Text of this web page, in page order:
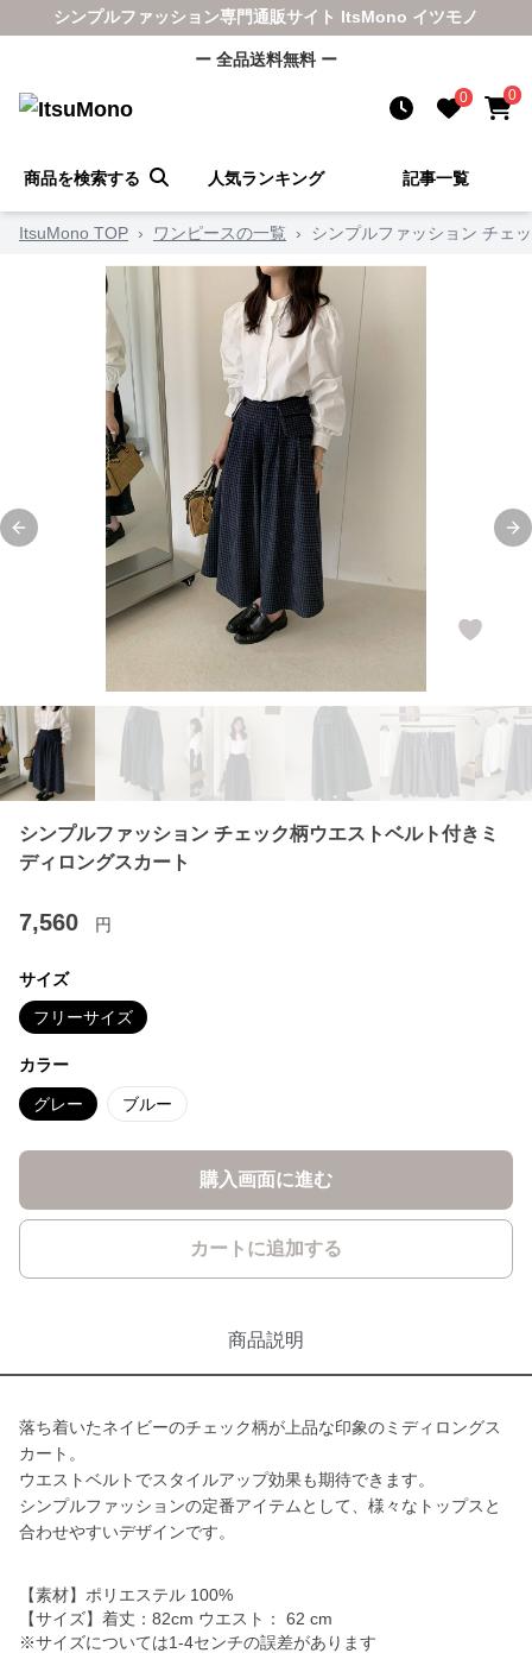
シンプルファッション専門通販サイト ItsMono イツモノ
ー 全品送料無料 ー
0 0
商品を検索する 人気ランキング 記事一覧
ItsuMono TOP › ワンピースの一覧 › シンプルファッション チェ
Previous slide
シンプルファッション チェック柄ウエストベルト付きミ
ディロングスカート
7,560 円
サイズ
フリーサイズ
カラー
グレー ブルー
購入画面に進む
カートに追加する
商品説明
落ち着いたネイビーのチェック柄が上品な印象のミディロングス
カート。
ウエストベルトでスタイルアップ効果も期待できます。
シンプルファッションの定番アイテムとして、様々なトップスと
合わせやすいデザインです。
【素材】ポリエステル 100%
【サイズ】着丈：82cm ウエスト： 62 cm
※サイズについては1-4センチの誤差があります